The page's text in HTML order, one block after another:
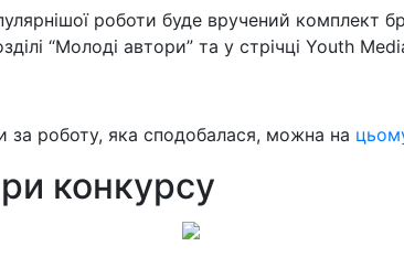
роботи буде вручений комплект
“Молоді автори” та у стрічці Youth
за роботу, яка сподобалася, можна на
конкурсу